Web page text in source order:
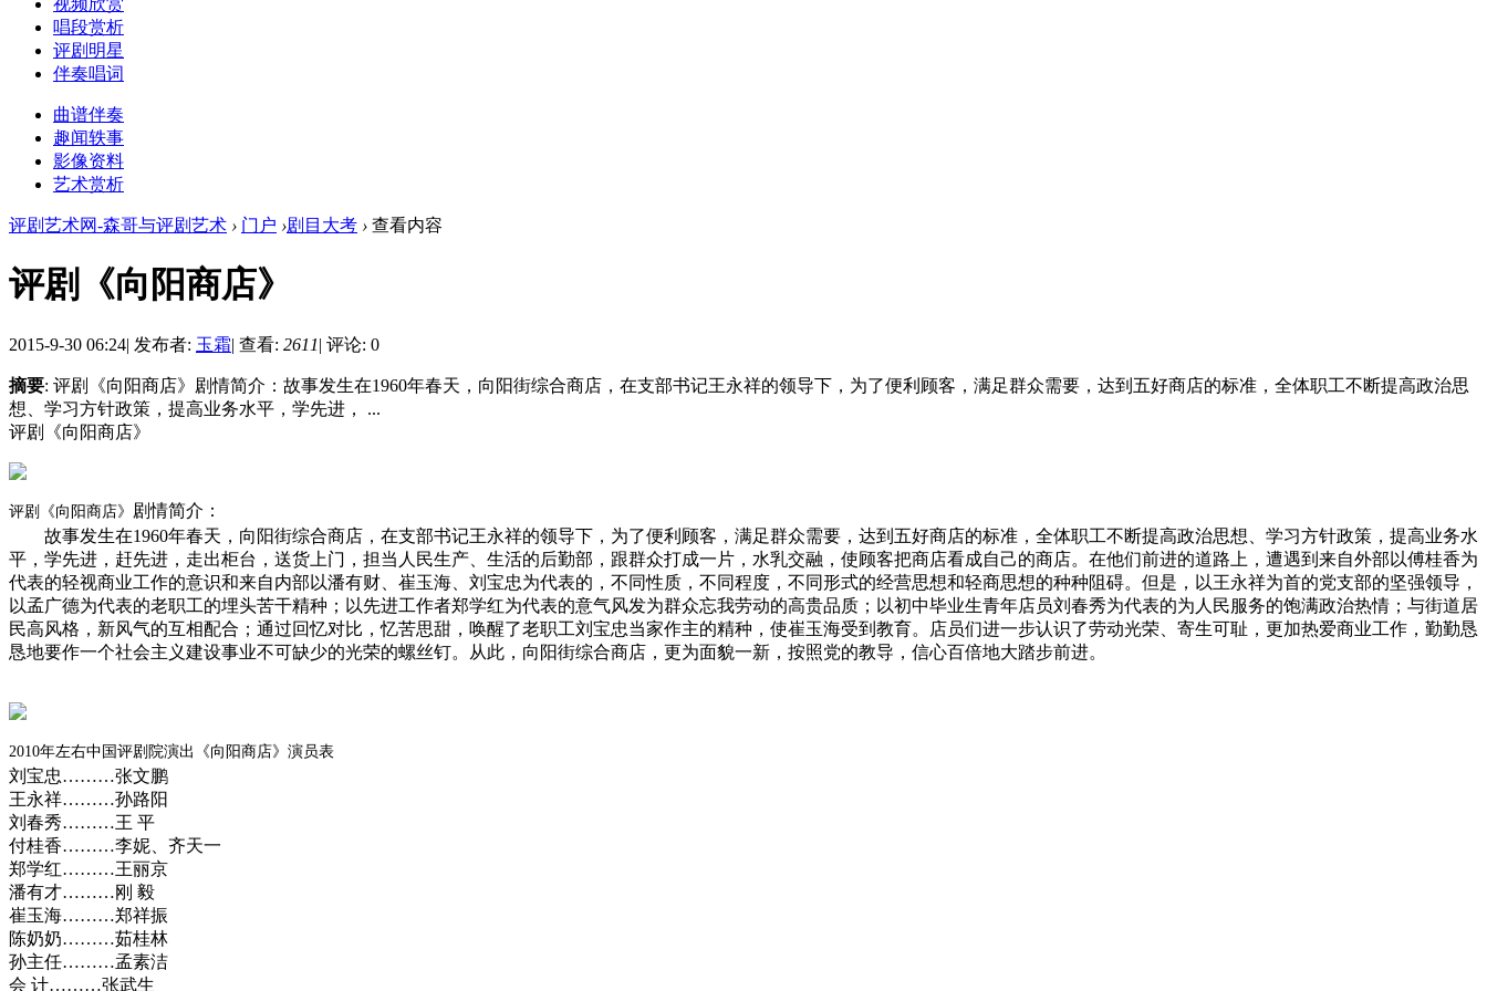
视频欣赏
唱段赏析
评剧明星
伴奏唱词
曲谱伴奏
趣闻轶事
影像资料
艺术赏析
评剧艺术网-森哥与评剧艺术 › 门户 ›剧目大考 › 查看内容
评剧《向阳商店》
2015-9-30 06:24| 发布者: 玉霜| 查看: 2611| 评论: 0
摘要: 评剧《向阳商店》剧情简介：故事发生在1960年春天，向阳街综合商店，在支部书记王永祥的领导下，为了便利顾客，满足群众需要，达到五好商店的标准，全体职工不断提高政治思
想、学习方针政策，提高业务水平，学先进， ...
评剧《向阳商店》
评剧《向阳商店》 剧情简介：
故事发生在1960年春天，向阳街综合商店，在支部书记王永祥的领导下，为了便利顾客，满足群众需要，达到五好商店的标准，全体职工不断提高政治思想、学习方针政策，提高业务水
平，学先进，赶先进，走出柜台，送货上门，担当人民生产、生活的后勤部，跟群众打成一片，水乳交融，使顾客把商店看成自己的商店。在他们前进的道路上，遭遇到来自外部以傅桂香为
代表的轻视商业工作的意识和来自内部以潘有财、崔玉海、刘宝忠为代表的，不同性质，不同程度，不同形式的经营思想和轻商思想的种种阻碍。但是，以王永祥为首的党支部的坚强领导，
以孟广德为代表的老职工的埋头苦干精种；以先进工作者郑学红为代表的意气风发为群众忘我劳动的高贵品质；以初中毕业生青年店员刘春秀为代表的为人民服务的饱满政治热情；与街道居
民高风格，新风气的互相配合；通过回忆对比，忆苦思甜，唤醒了老职工刘宝忠当家作主的精种，使崔玉海受到教育。店员们进一步认识了劳动光荣、寄生可耻，更加热爱商业工作，勤勤恳
恳地要作一个社会主义建设事业不可缺少的光荣的螺丝钉。从此，向阳街综合商店，更为面貌一新，按照党的教导，信心百倍地大踏步前进。
2010年左右中国评剧院演出《向阳商店》 演员表
刘宝忠………张文鹏
王永祥………孙路阳
刘春秀………王 平
付桂香………李妮、齐天一
郑学红………王丽京
潘有才………刚 毅
崔玉海………郑祥振
陈奶奶………茹桂林
孙主任………孟素洁
会 计………张武生